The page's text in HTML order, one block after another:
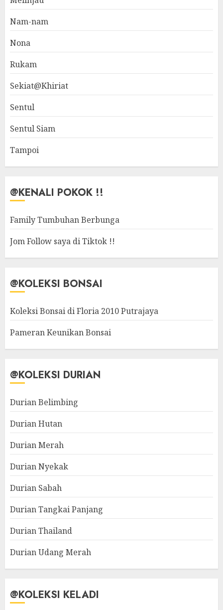
Nam-nam
Nona
Rukam
Sekiat@Khiriat
Sentul
Sentul Siam
Tampoi
@KENALI POKOK !!
Family Tumbuhan Berbunga
Jom Follow saya di Tiktok !!
@KOLEKSI BONSAI
Koleksi Bonsai di Floria 2010 Putrajaya
Pameran Keunikan Bonsai
@KOLEKSI DURIAN
Durian Belimbing
Durian Hutan
Durian Merah
Durian Nyekak
Durian Sabah
Durian Tangkai Panjang
Durian Thailand
Durian Udang Merah
@KOLEKSI KELADI